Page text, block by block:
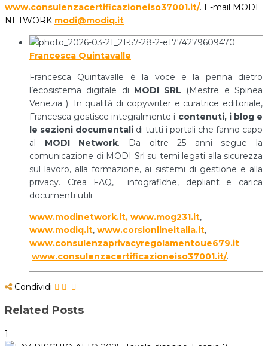
www.consulenzacertificazioneiso37001.it/. E-mail MODI
NETWORK modi@modiq.it
Francesca Quintavalle
Francesca Quintavalle è la voce e la penna dietro
l’ecosistema digitale di MODI SRL (Mestre e Spinea
Venezia ). In qualità di copywriter e curatrice editoriale,
Francesca gestisce integralmente i contenuti, i blog e
le sezioni documentali di tutti i portali che fanno capo
al MODI Network. Da oltre 25 anni segue la
comunicazione di MODI Srl su temi legati alla sicurezza
sul lavoro, alla formazione, ai sistemi di gestione e alla
privacy. Crea FAQ, infografiche, depliant e carica
documenti utili
www.modinetwork.it, www.mog231.it,
www.modiq.it, www.corsionlineitalia.it,
www.consulenzaprivacyregolamentoue679.it
www.consulenzacertificazioneiso37001.it/.
Condividi
Related Posts
1